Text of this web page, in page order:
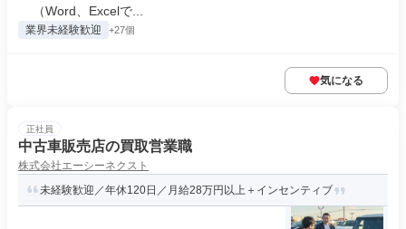
（Word、Excelで...
業界未経験歓迎 +27個
気になる
正社員
中古車販売店の買取営業職
株式会社エーシーネクスト
未経験歓迎／年休120日／月給28万円以上＋インセンティブ